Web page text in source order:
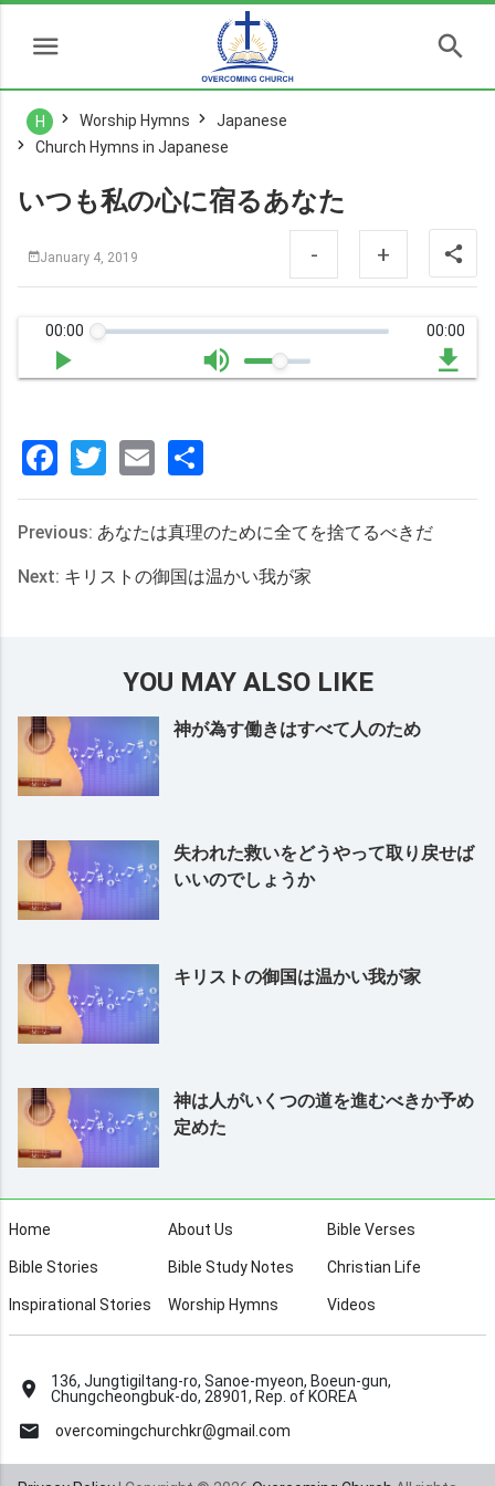
H Worship Hymns
Japanese
Church Hymns in Japanese
いつも私の心に宿るあなた
January 4, 2019 - +
00:00 00:00
Facebook
Twitter
Email
享
Previous: あなたは真理のために全てを捨てるべきだ
Next: キリストの御国は温かい我が家
YOU MAY ALSO LIKE
神が為す働きはすべて人のため
失われた救いをどうやって取り戻せば
いいのでしょうか
キリストの御国は温かい我が家
神は⼈がいくつの道を進むべきか予め
定めた
Home About Us Bible Verses
Bible Stories Bible Study Notes Christian Life
Inspirational Stories Worship Hymns Videos
136, Jungtigiltang-ro, Sanoe-myeon, Boeun-gun,
Chungcheongbuk-do, 28901, Rep. of KOREA
overcomingchurchkr@gmail.com